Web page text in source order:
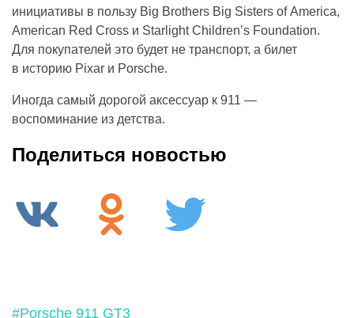
инициативы в пользу Big Brothers Big Sisters of America,
American Red Cross и Starlight Children’s Foundation.
Для покупателей это будет не транспорт, а билет
в историю Pixar и Porsche.
Иногда самый дорогой аксессуар к 911 —
воспоминание из детства.
Поделиться новостью
#Porsche 911 GT3